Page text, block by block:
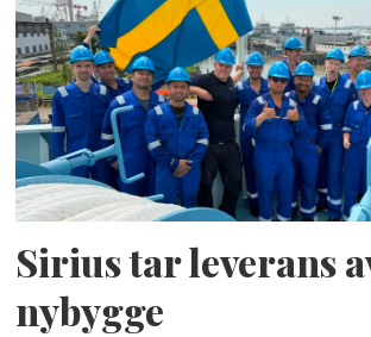
Sirius tar leverans
nybygge